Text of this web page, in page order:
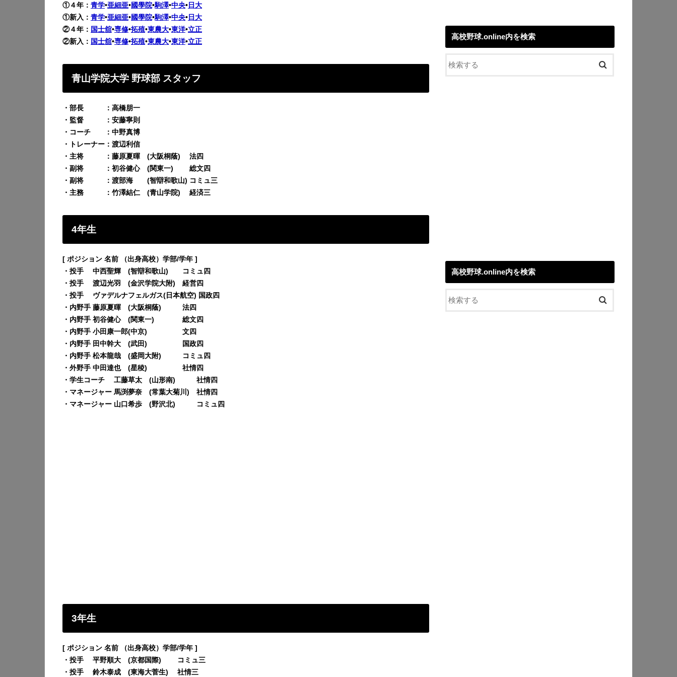
①４年： 青学•亜細亜•國學院•駒澤•中央•日大
①新入： 青学•亜細亜•國學院•駒澤•中央•日大
②４年： 国士舘•専修•拓殖•東農大•東洋•立正
②新入： 国士舘•専修•拓殖•東農大•東洋•立正
青山学院大学 野球部 スタッフ
・部長 ：高橋朋一
・監督 ：安藤寧則
・コーチ ：中野真博
・トレーナー：渡辺利信
・主将 ：藤原夏暉 (大阪桐蔭) 法四
・副将 ：初谷健心 (関東一) 総文四
・副将 ：渡部海 (智辯和歌山) コミュ三
・主務 ：竹澤結仁 (青山学院) 経済三
4年生
[ ポジション 名前 （出身高校）学部/学年 ]
・投手 中西聖輝 (智辯和歌山) コミュ四
・投手 渡辺光羽 (金沢学院大附) 経営四
・投手 ヴァデルナフェルガス(日本航空) 国政四
・内野手 藤原夏暉 (大阪桐蔭) 法四
・内野手 初谷健心 (関東一) 総文四
・内野手 小田康一郎(中京) 文四
・内野手 田中幹大 (武田) 国政四
・内野手 松本龍哉 (盛岡大附) コミュ四
・外野手 中田達也 (星稜) 社情四
・学生コーチ 工藤草太 (山形南) 社情四
・マネージャー 馬渕夢奈 (常葉大菊川) 社情四
・マネージャー 山口希歩 (野沢北) コミュ四
3年生
[ ポジション 名前 （出身高校）学部/学年 ]
・投手 平野順大 (京都国際) コミュ三
・投手 鈴木泰成 (東海大菅生) 社情三
高校野球.online内を検索
高校野球.online内を検索